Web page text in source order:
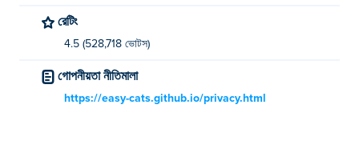
রেটিং
4.5 (528,718 ভোটস)
গোপনীয়তা নীতিমালা
https://easy-cats.github.io/privacy.html